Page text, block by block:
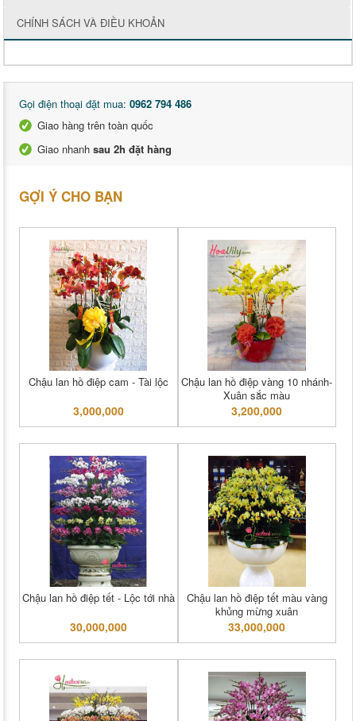
CHÍNH SÁCH VÀ ĐIỀU KHOẢN
Gọi điện thoại đặt mua: 0962 794 486
Giao hàng trên toàn quốc
Giao nhanh sau 2h đặt hàng
GỢI Ý CHO BẠN
Chậu lan hồ điệp cam - Tài lộc
3,000,000
Chậu lan hồ điệp vàng 10 nhánh-
Xuân sắc màu
3,200,000
Chậu lan hồ điệp tết - Lộc tới nhà
30,000,000
Chậu lan hồ điệp tết màu vàng
khủng mừng xuân
33,000,000